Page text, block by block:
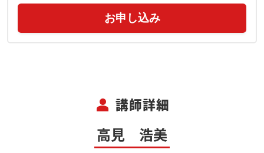
お申し込み
person 講師詳細
高見 浩美